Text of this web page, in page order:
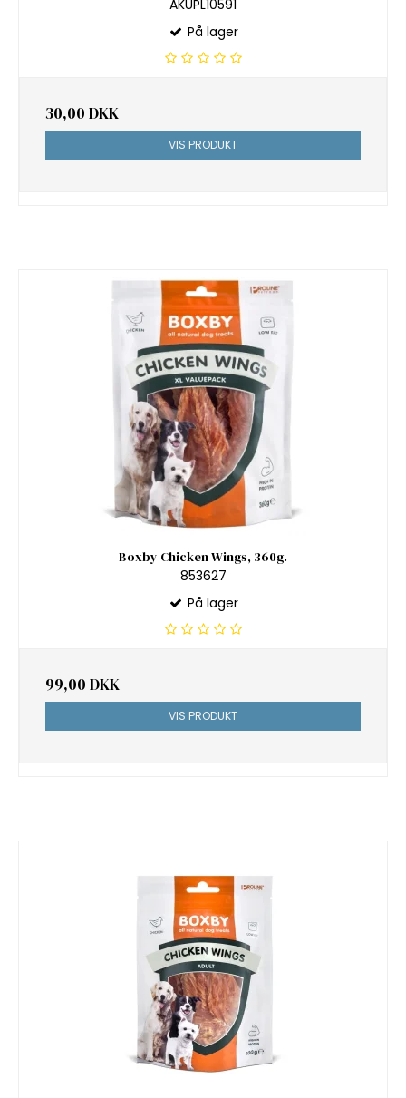
AKUPL10591
På lager
30,00 DKK
VIS PRODUKT
Boxby Chicken Wings, 360g.
853627
På lager
99,00 DKK
VIS PRODUKT